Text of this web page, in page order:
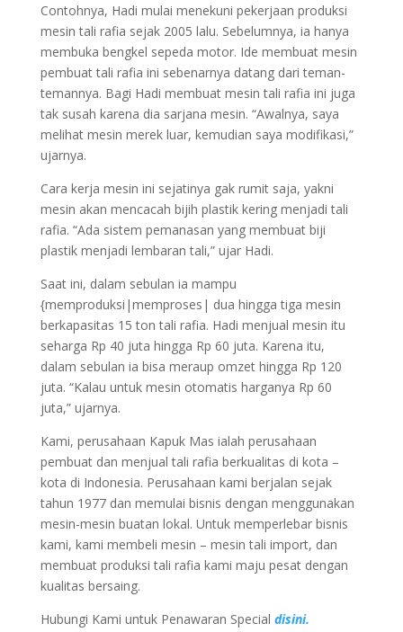
Contohnya, Hadi mulai menekuni pekerjaan produksi
mesin tali rafia sejak 2005 lalu. Sebelumnya, ia hanya
membuka bengkel sepeda motor. Ide membuat mesin
pembuat tali rafia ini sebenarnya datang dari teman-
temannya. Bagi Hadi membuat mesin tali rafia ini juga
tak susah karena dia sarjana mesin. “Awalnya, saya
melihat mesin merek luar, kemudian saya modifikasi,”
ujarnya.
Cara kerja mesin ini sejatinya gak rumit saja, yakni
mesin akan mencacah bijih plastik kering menjadi tali
rafia. “Ada sistem pemanasan yang membuat biji
plastik menjadi lembaran tali,” ujar Hadi.
Saat ini, dalam sebulan ia mampu
{memproduksi|memproses| dua hingga tiga mesin
berkapasitas 15 ton tali rafia. Hadi menjual mesin itu
seharga Rp 40 juta hingga Rp 60 juta. Karena itu,
dalam sebulan ia bisa meraup omzet hingga Rp 120
juta. “Kalau untuk mesin otomatis harganya Rp 60
juta,” ujarnya.
Kami, perusahaan Kapuk Mas ialah perusahaan
pembuat dan menjual tali rafia berkualitas di kota –
kota di Indonesia. Perusahaan kami berjalan sejak
tahun 1977 dan memulai bisnis dengan menggunakan
mesin-mesin buatan lokal. Untuk memperlebar bisnis
kami, kami membeli mesin – mesin tali import, dan
membuat produksi tali rafia kami maju pesat dengan
kualitas bersaing.
Hubungi Kami untuk Penawaran Special disini.